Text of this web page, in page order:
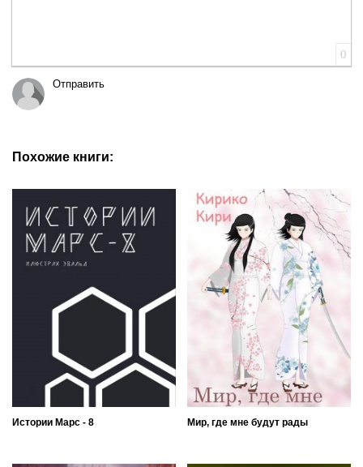
0
Отправить
Похожие книги:
Истории Марс - 8 Мир, где мне будут рады